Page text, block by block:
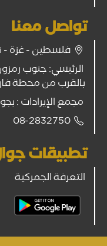
تواصل معنا
فلسطين - غزة -
الرئيسي: جنوب
بالقرب من محطة
مجمع الإيرادات :
08-2832750
تطبيقات
التعرفة الجمركية